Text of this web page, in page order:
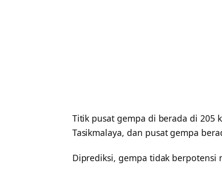
Titik pusat gempa di berada di 205
Tasikmalaya, dan pusat gempa
Diprediksi, gempa tidak berpotensi